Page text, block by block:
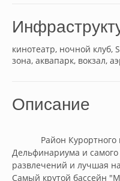
кинотеатр, ночной клуб,
зона, аквапарк, вокзал,
Описание
Дельфинариума и
развлечений и лучшая
Самый крутой бассейн